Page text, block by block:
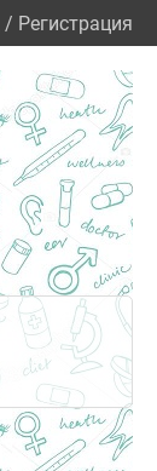
/ Регистрация